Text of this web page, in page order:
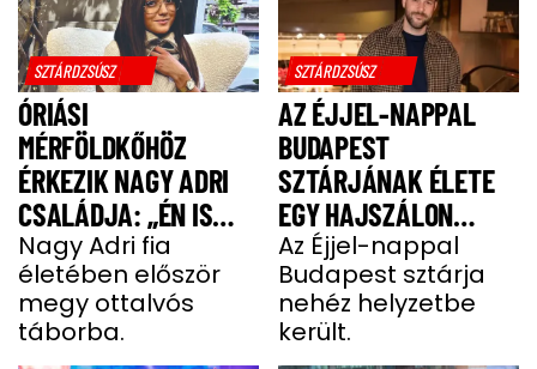
SZTÁRDZSÚSZ
ÓRIÁSI
MÉRFÖLDKŐHÖZ
ÉRKEZIK NAGY ADRI
CSALÁDJA: „ÉN IS
UGYANÚGY IZGULOK,
MINT Ő”
Nagy Adri fia
életében először
megy ottalvós
táborba.
SZTÁRDZSÚSZ
AZ ÉJJEL-NAPPAL
BUDAPEST
SZTÁRJÁNAK ÉLETE
EGY HAJSZÁLON
LÓGOTT – SÖTÉT
IDŐSZAKBÓL
MENEKÜLT MEG A
SZTÁRAPUKA
Az Éjjel-nappal
Budapest sztárja
nehéz helyzetbe
került.